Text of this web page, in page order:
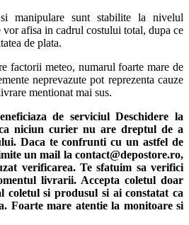
manipulare sunt stabilite la nivelul
afisa in cadrul costului total, dupa ce
de plata.
factorii meteo, numarul foarte mare de
neprevazute pot reprezenta cauze
mentionat mai sus.
de serviciul Deschidere la
niciun curier nu are dreptul de a
Daca te confrunti cu un astfel de
un mail la contact@depostore.ro,
verificarea. Te sfatuim sa verifici
livrarii. Accepta coletul doar
coletul si produsul si ai constatat ca
Foarte mare atentie la monitoare si